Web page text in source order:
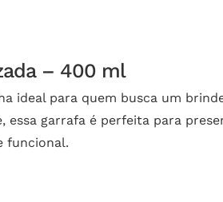
– 400 ml
ideal para quem busca um
garrafa é perfeita para
funcional.